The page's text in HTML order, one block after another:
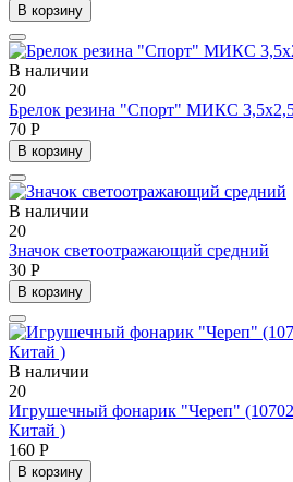
В корзину
В наличии
20
Брелок резина "Спорт" МИКС
70 Р
В корзину
В наличии
20
Значок светоотражающий средний
30 Р
В корзину
В наличии
20
Игрушечный фонарик "Череп"
Китай )
160 Р
В корзину